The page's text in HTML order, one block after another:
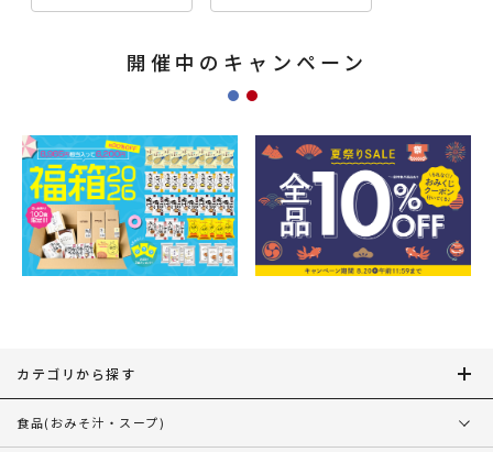
開催中のキャンペーン
カテゴリから探す
食品(おみそ汁・スープ)